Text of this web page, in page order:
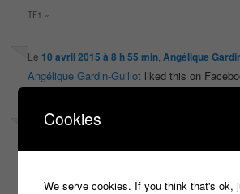
TF1 »
Le 10 avril 2015 à 8 h 55 min Angélique
Angélique Gardin-Guillot liked this on
11 avril 2015 à 1 h 35 min
Sab Visseliked this on Facebook.
Répondre
Cookies
We serve cookies. If you think that's ok,